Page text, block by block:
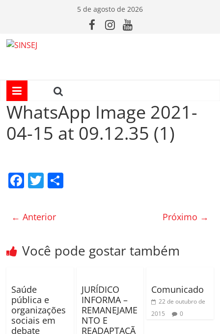
conteúdo
5 de agosto de 2026
I
N
S
E
J
WhatsApp Image 2021-
04-15 at 09.12.35 (1)
F
c
e
b
o
k
T
itt
er
ar
til
← Anterior Próximo →
Você pode gostar também
Saúde
pública e
organizações
sociais em
debate
JURÍDICO
INFORMA –
REMANEJAME
NTO E
READAPTAÇÃ
Comunicado
22 de outubro de
2015
0